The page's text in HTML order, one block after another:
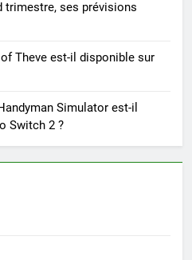
trimestre, ses prévisions
Theve est-il disponible sur
Simulator est-il
Switch 2 ?